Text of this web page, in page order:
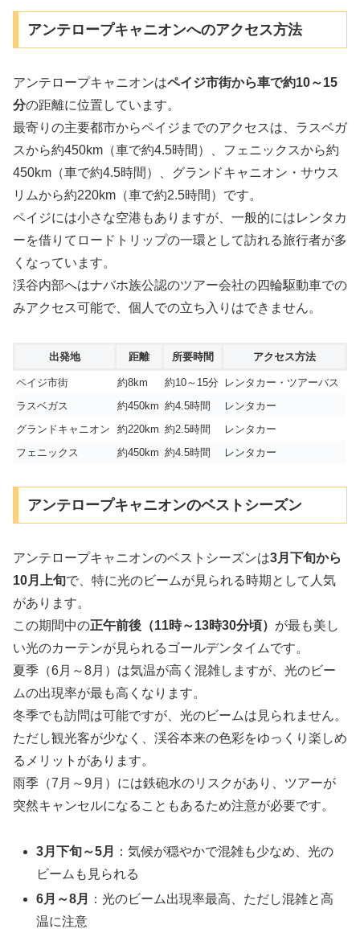
アンテロープキャニオンへのアクセス方法
アンテロープキャニオンはペイジ市街から車で約10～15
分の距離に位置しています。
最寄りの主要都市からペイジまでのアクセスは、ラスベガ
スから約450km（車で約4.5時間）、フェニックスから約
450km（車で約4.5時間）、グランドキャニオン・サウス
リムから約220km（車で約2.5時間）です。
ペイジには小さな空港もありますが、一般的にはレンタカ
ーを借りてロードトリップの一環として訪れる旅行者が多
くなっています。
渓谷内部へはナバホ族公認のツアー会社の四輪駆動車での
みアクセス可能で、個人での立ち入りはできません。
出発地 距離 所要時間 アクセス方法
ペイジ市街 約8km 約10～15分
レンタカー・ツアーバス
ラスベガス
約450km 約4.5時間
レンタカー
グランドキャニオン
約220km 約2.5時間
レンタカー
フェニックス
約450km 約4.5時間 レンタカー
アンテロープキャニオンのベストシーズン
アンテロープキャニオンのベストシーズンは3月下旬から
10月上旬で、特に光のビームが見られる時期として人気
があります。
この期間中の正午前後（11時～13時30分頃） が最も美し
い光のカーテンが見られるゴールデンタイムです。
夏季（6月～8月）は気温が高く混雑しますが、光のビー
ムの出現率が最も高くなります。
冬季でも訪問は可能ですが、光のビームは見られません。
ただし観光客が少なく、渓谷本来の色彩をゆっくり楽しめ
るメリットがあります。
雨季（7月～9月）には鉄砲水のリスクがあり、ツアーが
突然キャンセルになることもあるため注意が必要です。
3月下旬～5月
：気候が穏やかで混雑も少なめ、光の
ビームも見られる
6月～8月
：光のビーム出現率最高、ただし混雑と高
温に注意